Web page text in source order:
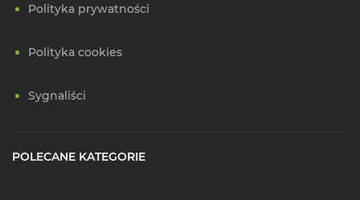
Polityka prywatności
Polityka cookies
Sygnaliści
POLECANE KATEGORIE